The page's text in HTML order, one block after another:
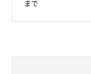
まで